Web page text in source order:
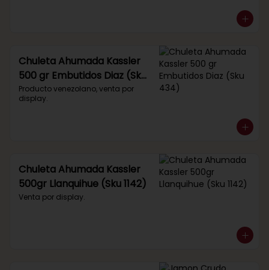
Chuleta Ahumada Kassler
500 gr Embutidos Diaz (Sku
434)
Producto venezolano, venta por
display.
Chuleta Ahumada Kassler
500gr Llanquihue (Sku 1142)
Venta por display.